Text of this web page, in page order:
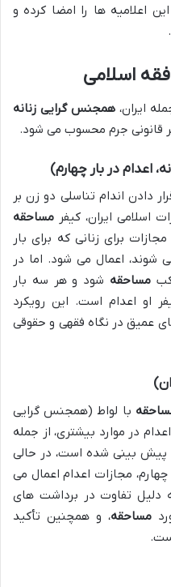
اعلامیه ها را امضا کرده و
اسلامی
ایران، همجنس گرایی زنانه
قانونی جرم محسوب می شود.
اعدام در بار چهارم)
دادن اندام تناسلی دو زن بر
ایران، کیفر مساحقه
برای زنانی که برای بار
اعمال می شود. اما در
مساحقه شود و هر سه بار
او اعدام است. این رویکرد
عمیق در نگاه فقهی و حقوقی
با لواط (همجنس گرایی
در موارد بیشتری، از جمله
پیش بینی شده است، در حالی
مجازات اعدام اعمال می
دلیل تفاوت در برداشت های
مساحقه، و همچنین تأکید